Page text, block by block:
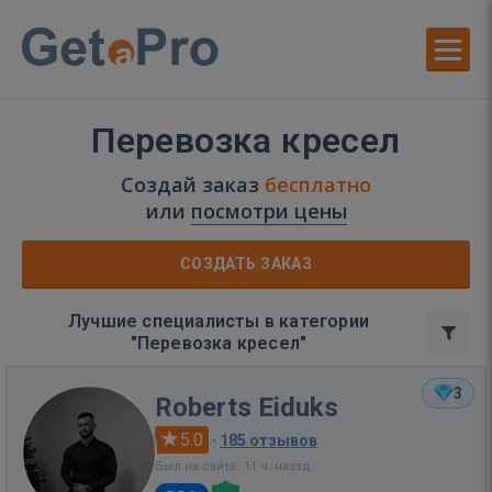
Перевозка кресел
Создай заказ бесплатно
или посмотри цены
СОЗДАТЬ ЗАКАЗ
Лучшие специалисты в категории
"Перевозка кресел"
3
Roberts Eiduks
5.0 · 185 отзывов
Был на сайте: 11 ч. назад